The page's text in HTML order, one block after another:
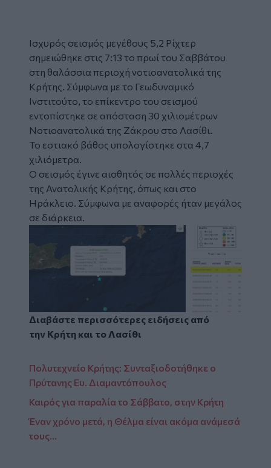
Ισχυρός σεισμός μεγέθους 5,2 Ρίχτερ
σημειώθηκε στις 7:13 το πρωί του Σαββάτου
στη θαλάσσια περιοχή νοτιοανατολικά της
Κρήτης. Σύμφωνα με το Γεωδυναμικό
Ινστιτούτο, το επίκεντρο του σεισμού
εντοπίστηκε σε απόσταση 30 χιλιομέτρων
Νοτιοανατολικά της Ζάκρου στο Λασίθι.
Το εστιακό βάθος υπολογίστηκε στα 4,7
χιλιόμετρα.
Ο σεισμός έγινε αισθητός σε πολλές περιοχές
της Ανατολικής Κρήτης, όπως και στο
Ηράκλειο. Σύμφωνα με αναφορές ήταν μεγάλος
σε διάρκεια.
Διαβάστε περισσότερες ειδήσεις από
την Κρήτη και το Λασίθι
Πολυτεχνείο Κρήτης: Συνταξιοδοτήθηκε ο
Πρύτανης Ευ. Διαμαντόπουλος
Καιρός για παραλία το Σάββατο, στην Κρήτη
Έναν χρόνο μετά, η Θέλμα είναι ακόμα ανάμεσά
τους...